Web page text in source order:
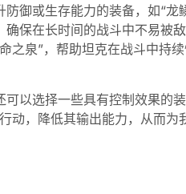
御或生存能力的装备，如“龙
保在长时间的战斗中不易被
之泉”，帮助坦克在战斗中持续
以选择一些具有控制效果的
动，降低其输出能力，从而为